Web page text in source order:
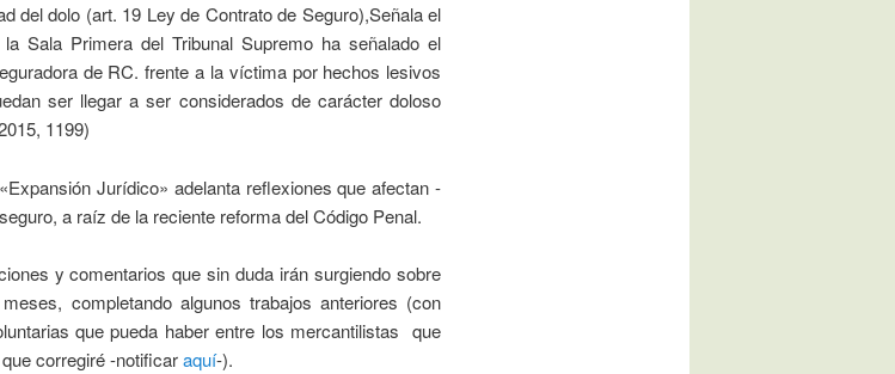
del dolo (art. 19 Ley de Contrato de Seguro),Señala el
Sala Primera del Tribunal Supremo ha señalado el
de RC. frente a la víctima por hechos lesivos
ser llegar a ser considerados de carácter doloso
1199)
Jurídico» adelanta reflexiones que afectan -
a raíz de la reciente reforma del Código Penal.
y comentarios que sin duda irán surgiendo sobre
completando algunos trabajos anteriores (con
que pueda haber entre los mercantilistas que
corregiré -notificaraquí-).